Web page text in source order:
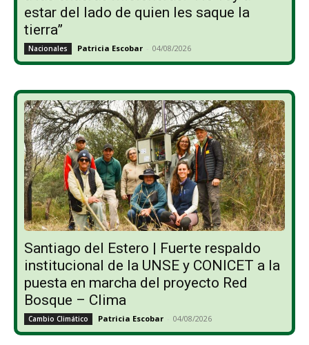
estar del lado de quien les saque la
tierra”
Nacionales Patricia Escobar - 04/08/2026
Santiago del Estero | Fuerte respaldo
institucional de la UNSE y CONICET a la
puesta en marcha del proyecto Red
Bosque – Clima
Cambio Climático Patricia Escobar - 04/08/2026